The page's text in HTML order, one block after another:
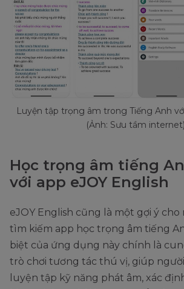
Luyện tập trọng âm trong Tiếng Anh
(Ảnh: Sưu tầm internet)
Học trọng âm tiếng
với app eJOY English
eJOY English cũng là một gợi ý cho
tìm kiếm app học trọng âm tiếng
biệt của ứng dụng này chính là
trò chơi tương tác thú vị, giúp
luyện tập kỹ năng phát âm, xác